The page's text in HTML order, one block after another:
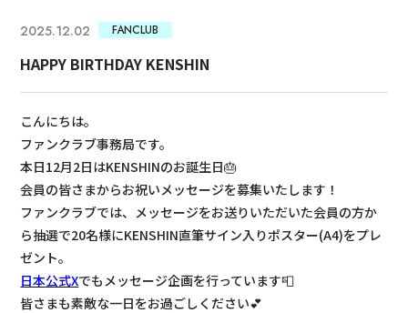
2025.12.02 FANCLUB
HAPPY BIRTHDAY KENSHIN
こんにちは。
ファンクラブ事務局です。
本日12月2日はKENSHINのお誕生日🎂
会員の皆さまからお祝いメッセージを募集いたします！
ファンクラブでは、メッセージをお送りいただいた会員の方か
ら抽選で20名様にKENSHIN直筆サイン入りポスター(A4)をプレ
ゼント。
日本公式Xでもメッセージ企画を行っています📮
皆さまも素敵な一日をお過ごしください💕